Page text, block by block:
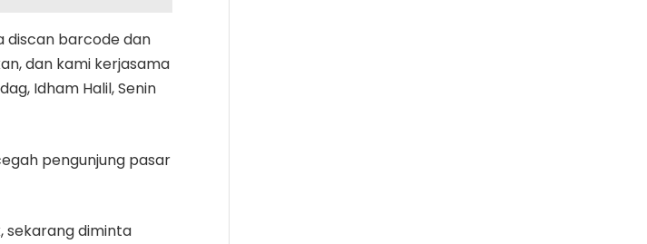
discan barcode dan
dan kami kerjasama
Idham Halil, Senin
pengunjung pasar
sekarang diminta